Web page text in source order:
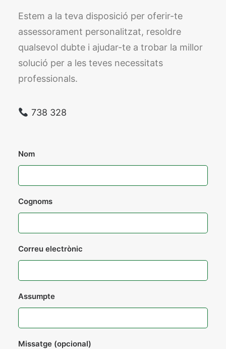
Estem a la teva disposició per oferir-te
assessorament personalitzat, resoldre
qualsevol dubte i ajudar-te a trobar la millor
solució per a les teves necessitats
professionals.
738 328
Nom
Cognoms
Correu electrònic
Assumpte
Missatge (opcional)